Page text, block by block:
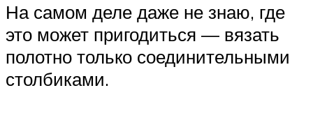
На самом деле даже не знаю, где
это может пригодиться — вязать
полотно только соединительными
столбиками.